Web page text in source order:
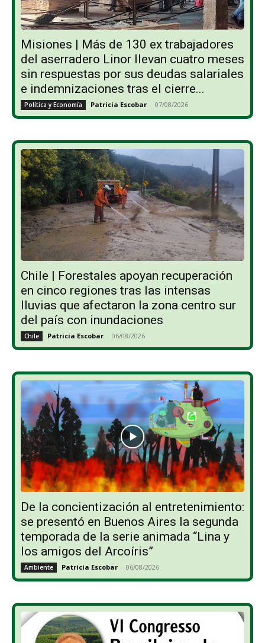
Misiones | Más de 130 ex trabajadores
del aserradero Linor llevan cuatro meses
sin respuestas por sus deudas salariales
e indemnizaciones tras el cierre...
Política y Economía Patricia Escobar - 07/08/2026
Chile | Forestales apoyan recuperación
en cinco regiones tras las intensas
lluvias que afectaron la zona centro sur
del país con inundaciones
Chile Patricia Escobar - 06/08/2026
De la concientización al entretenimiento:
se presentó en Buenos Aires la segunda
temporada de la serie animada “Lina y
los amigos del Arcoíris”
Ambiente Patricia Escobar - 06/08/2026